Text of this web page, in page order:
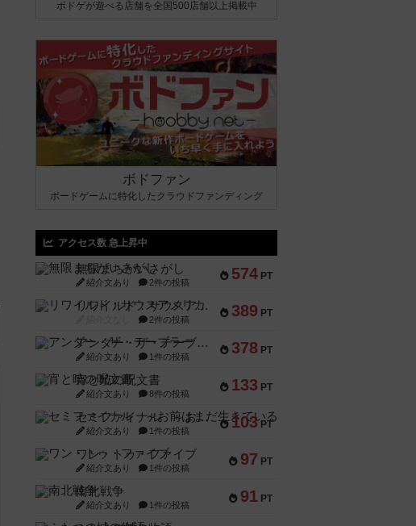
ボドゲが遊べる店舗を全国500店舗以上掲載中
ボドファン
ボードゲームに特化したクラウドファンディング
アクセス数 急上昇中
574 PT
無限まちがいさがし
紹介文あり 2件の投稿
389 PT
リワイルド：サウスアメリカ
2件の投稿
378 PT
アンダー・ザ・テーブラー
紹介文あり 1件の投稿
133 PT
宵と暁の呪文書
紹介文あり 8件の投稿
103 PT
セミファイナル ～お前はまだ生きている～
紹介文あり 1件の投稿
97 PT
ワン・トゥ・ファイブ
紹介文あり 1件の投稿
91 PT
南北戦争
紹介文あり 1件の投稿